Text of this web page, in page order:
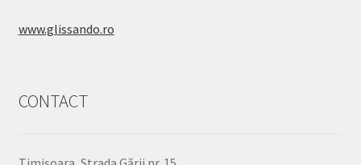
www.glissando.ro
CONTACT